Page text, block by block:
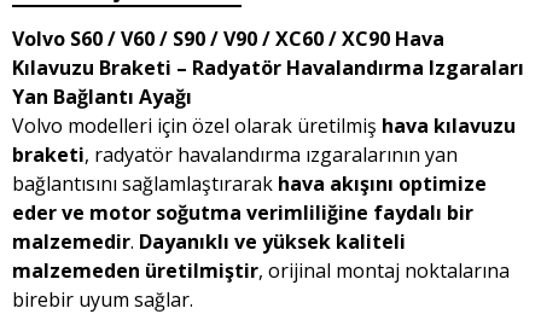
Volvo S60 / V60 / S90 / V90 / XC60 / XC90 Hava
Kılavuzu Braketi – Radyatör Havalandırma Izgaraları
Yan Bağlantı Ayağı
Volvo modelleri için özel olarak üretilmiş hava kılavuzu
braketi, radyatör havalandırma ızgaralarının yan
bağlantısını sağlamlaştırarak hava akışını optimize
eder ve motor soğutma verimliliğine faydalı bir
malzemedir. Dayanıklı ve yüksek kaliteli
malzemeden üretilmiştir, orijinal montaj noktalarına
birebir uyum sağlar.